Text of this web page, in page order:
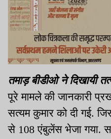
तमाड़ बीडीओ ने दिखायी
पूरे मामले की जानकारी
सत्यम कुमार को दी गई.
से 108 एंबुलेंस भेजा गया.